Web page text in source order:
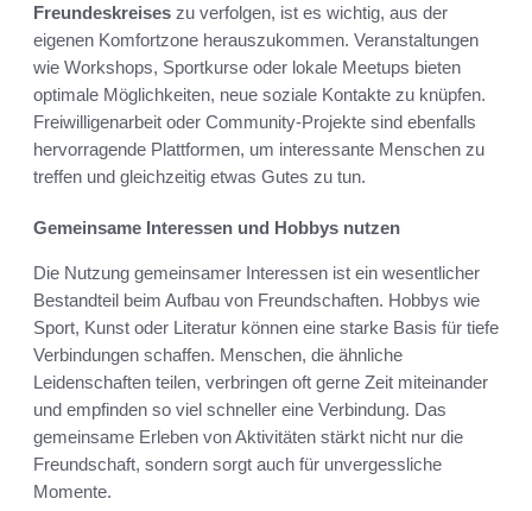
Freundeskreises zu verfolgen, ist es wichtig, aus der
eigenen Komfortzone herauszukommen. Veranstaltungen
wie Workshops, Sportkurse oder lokale Meetups bieten
optimale Möglichkeiten, neue soziale Kontakte zu knüpfen.
Freiwilligenarbeit oder Community-Projekte sind ebenfalls
hervorragende Plattformen, um interessante Menschen zu
treffen und gleichzeitig etwas Gutes zu tun.
Gemeinsame Interessen und Hobbys nutzen
Die Nutzung gemeinsamer Interessen ist ein wesentlicher
Bestandteil beim Aufbau von Freundschaften. Hobbys wie
Sport, Kunst oder Literatur können eine starke Basis für tiefe
Verbindungen schaffen. Menschen, die ähnliche
Leidenschaften teilen, verbringen oft gerne Zeit miteinander
und empfinden so viel schneller eine Verbindung. Das
gemeinsame Erleben von Aktivitäten stärkt nicht nur die
Freundschaft, sondern sorgt auch für unvergessliche
Momente.